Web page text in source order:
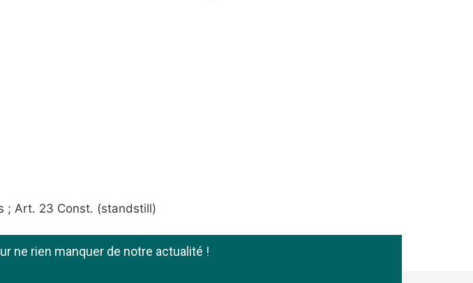
; Art. 23 Const. (standstill)
ne rien manquer de notre actualité !